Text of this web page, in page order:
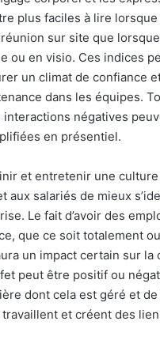
plus faciles à lire
réunion sur site que
ou en visio. Ces indices
un climat de confiance
dans les équipes.
interactions négatives
en présentiel.
et entretenir une culture
aux salariés de mieux
Le fait d’avoir des
que ce soit totalement
un impact certain sur la
peut être positif ou
dont cela est géré et de
et créent des